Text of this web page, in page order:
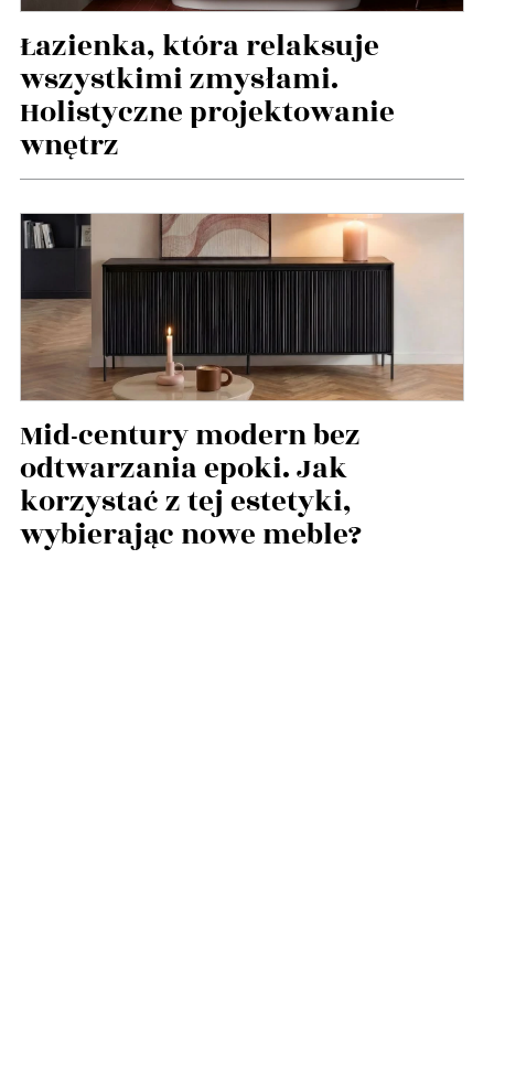
Łazienka, która relaksuje
wszystkimi zmysłami.
Holistyczne projektowanie
wnętrz
Mid-century modern bez
odtwarzania epoki. Jak
korzystać z tej estetyki,
wybierając nowe meble?